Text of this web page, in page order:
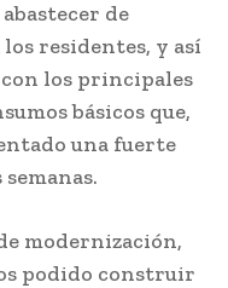
de
residentes, y así
los principales
básicos que,
una fuerte
modernización,
podido construir